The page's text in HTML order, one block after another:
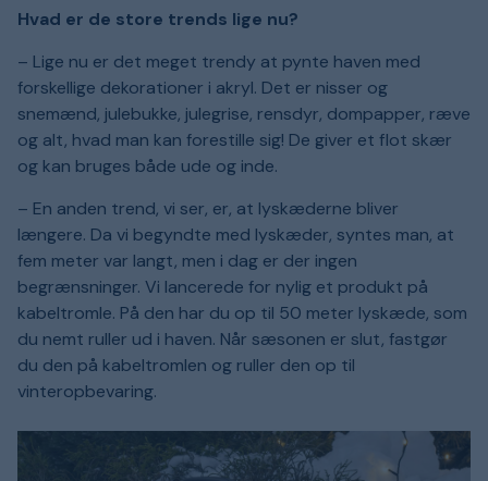
Hvad er de store trends lige nu?
– Lige nu er det meget trendy at pynte haven med
forskellige dekorationer i akryl. Det er nisser og
snemænd, julebukke, julegrise, rensdyr, dompapper, ræve
og alt, hvad man kan forestille sig! De giver et flot skær
og kan bruges både ude og inde.
– En anden trend, vi ser, er, at lyskæderne bliver
længere. Da vi begyndte med lyskæder, syntes man, at
fem meter var langt, men i dag er der ingen
begrænsninger. Vi lancerede for nylig et produkt på
kabeltromle. På den har du op til 50 meter lyskæde, som
du nemt ruller ud i haven. Når sæsonen er slut, fastgør
du den på kabeltromlen og ruller den op til
vinteropbevaring.